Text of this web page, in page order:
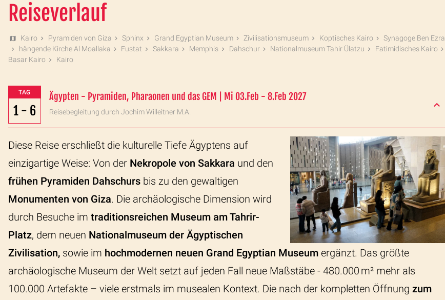
Reiseverlauf
Kairo Pyramiden von Giza Sphinx Grand Egyptian Museum Zivilisationsmuseum Koptisches Kairo
Synagoge Ben Ezra
hängende Kirche Al Moallaka
Fustat Sakkara Memphis Dahschur Nationalmuseum Tahir Ülatzu
Fatimidisches Kairo
Basar Kairo
Kairo
TAG
1 - 6
Ägypten - Pyramiden, Pharaonen und das GEM | Mi 03.Feb - 8.Feb 2027
Reisebegleitung durch Jochim Willeitner M.A.
Diese Reise erschließt die kulturelle Tiefe Ägyptens auf
einzigartige Weise: Von der Nekropole von Sakkara und den
frühen Pyramiden Dahschurs bis zu den gewaltigen
Monumenten von Giza. Die archäologische Dimension wird
durch Besuche im traditionsreichen Museum am Tahrir-
Platz, dem neuen Nationalmuseum der Ägyptischen
Zivilisation, sowie im hochmodernen neuen Grand Egyptian Museum ergänzt. Das größte
archäologische Museum der Welt setzt auf jeden Fall neue Maßstäbe - 480.000 m² mehr als
100.000 Artefakte – viele erstmals im musealen Kontext. Die nach der kompletten Öffnung zum